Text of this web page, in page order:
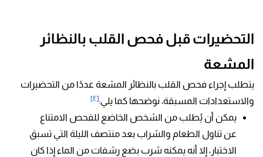
التحضيرات قبل فحص القلب بالنظائر
المشعة
يتطلب إجراء فحص القلب بالنظائر المشعة عددًا من التحضيرات
والاستعدادات المسبقة، نوضحها كما يلي:[٤]
يمكن أن يُطلب من الشخص الخاضع للفحص الامتناع
عن تناول الطعام والشراب بعد منتصف الليلة التي تسبق
الاختبار، إلا أنه يمكنه شرب بضع رشفات من الماء إذا كان